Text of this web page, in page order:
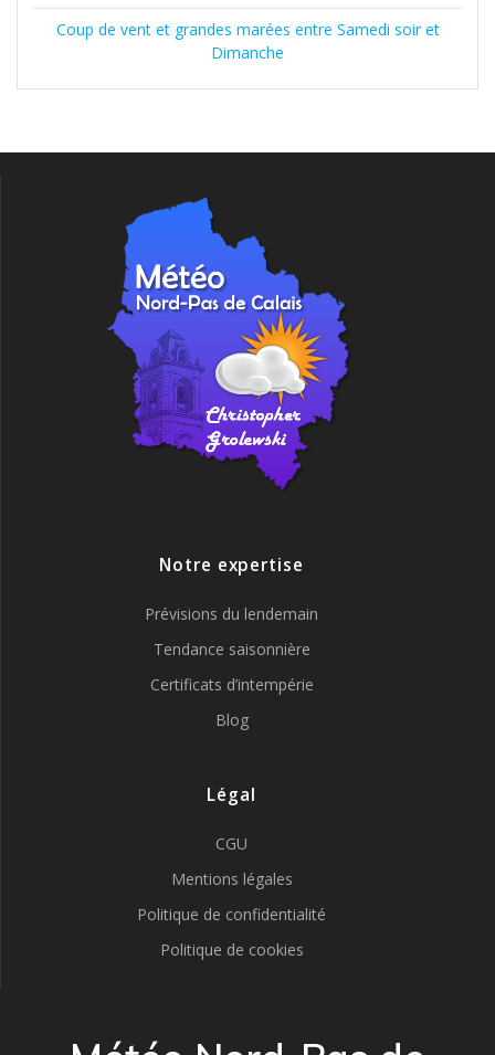
Coup de vent et grandes marées entre Samedi soir et
Dimanche
Notre expertise
Prévisions du lendemain
Tendance saisonnière
Certificats d’intempérie
Blog
Légal
CGU
Mentions légales
Politique de confidentialité
Politique de cookies